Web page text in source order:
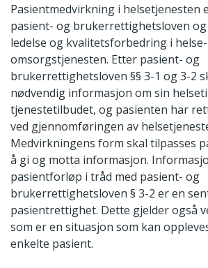
Pasientmedvirkning i helsetjenesten
pasient- og brukerrettighetsloven
ledelse og kvalitetsforbedring i
omsorgstjenesten. Etter pasient- og
brukerrettighetsloven §§ 3-1 og 3-2
nødvendig informasjon om sin
tjenestetilbudet, og pasienten har
ved gjennomføringen av
Medvirkningens form skal tilpasses
å gi og motta informasjon.
pasientforløp i tråd med pasient- og
brukerrettighetsloven § 3-2 er en
pasientrettighet. Dette gjelder også
som er en situasjon som kan
enkelte pasient.